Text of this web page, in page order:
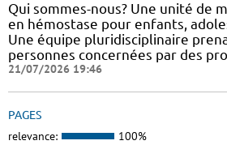
Qui sommes-nous? Une unité de
en hémostase pour enfants,
Une équipe pluridisciplinaire
personnes concernées par des
21/07/2026 19:46
PAGES
relevance: 100%